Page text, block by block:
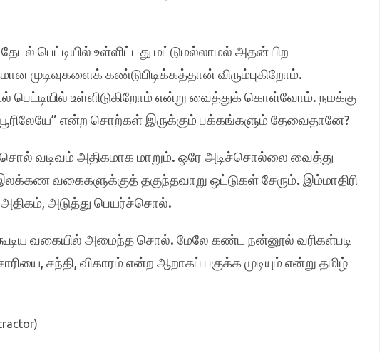
பெட்டியில் உள்ளிட்டது மட்டுமல்லாமல் அதன் பிற
முடிவுகளைக் கண்டுபிடிக்கத்தான் விரும்புகிறோம்.
பெட்டியில் உள்ளிடுகிறோம் என்று வைத்துக் கொள்வோம். நமக்கு
என்ற சொற்கள் இருக்கும் பக்கங்களும் தேவைதானே?
சொல் வடிவம் அதிகமாக மாறும். ஒரே அடிச்சொல்லை வைத்து
வகைகளுக்குத் தகுந்தவாறு ஒட்டுகள் சேரும். இம்மாதிரி
அடுத்து பெயர்ச்சொல்.
வகையில் அமைந்த சொல். மேலே கண்ட நன்னூல் வரிகள்படி
சந்தி, விகாரம் என்ற ஆறாகப் பகுக்க முடியும் என்று தமிழ்